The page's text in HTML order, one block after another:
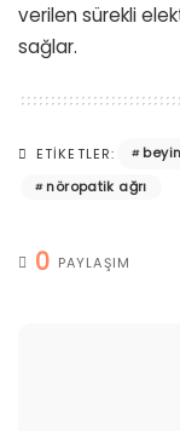
verilen sürekli
sağlar.
ETIKETLER:
nöropatik ağrı
0 PAYLAŞIM